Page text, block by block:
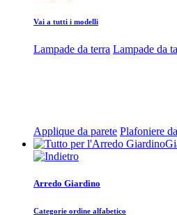
Vai a tutti i modelli
Lampade da terra Lampade da
Applique da parete Plafoniere
Arredo Giardino
Categorie ordine alfabetico